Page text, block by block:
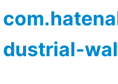
dustrial-